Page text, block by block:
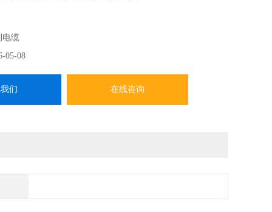
电缆
05-08
们 在线咨询